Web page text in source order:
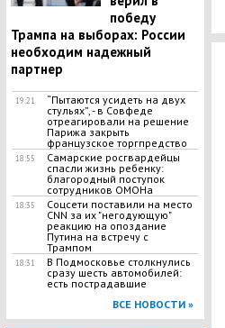
победу
Трампа на выборах: России
необходим надежный
партнер
19:21
​“Пытаются усидеть на двух
стульях”, - в Совфеде
отреагировали на решение
Парижа закрыть
французское торгпредство
18:55
Самарские росгвардейцы
спасли жизнь ребенку:
благородный поступок
сотрудников ОМОНа
18:35
Соцсети поставили на место
CNN за их "негодующую"
реакцию на опоздание
Путина на встречу с
Трампом
18:31
​В Подмосковье столкнулись
сразу шесть автомобилей:
есть пострадавшие
ВСЕ НОВОСТИ »